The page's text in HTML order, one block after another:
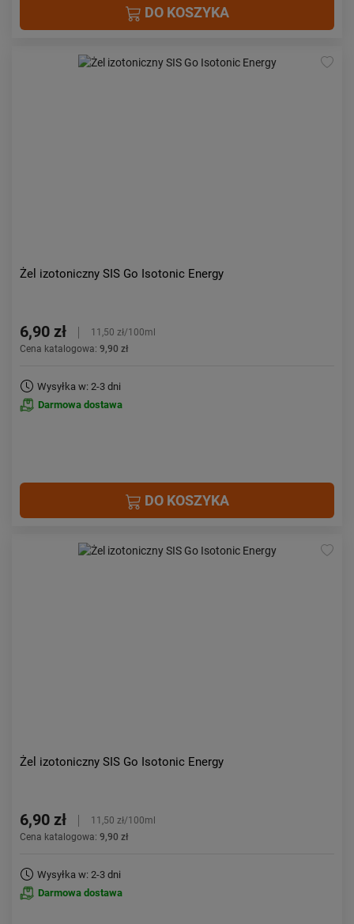
DO KOSZYKA
Żel izotoniczny SIS Go Isotonic Energy
6,90 zł
11,50 zł/100ml
Cena katalogowa: 9,90 zł
Wysyłka w: 2-3 dni
Darmowa dostawa
DO KOSZYKA
Żel izotoniczny SIS Go Isotonic Energy
6,90 zł
11,50 zł/100ml
Cena katalogowa: 9,90 zł
Wysyłka w: 2-3 dni
Darmowa dostawa